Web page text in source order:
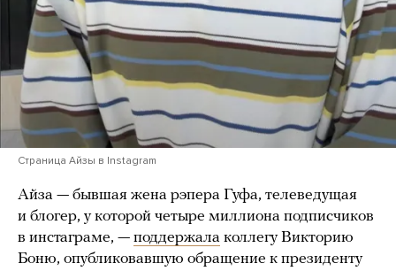
Страница Айзы в Instagram
Айза — бывшая жена рэпера Гуфа, телеведущая
и блогер, у которой четыре миллиона подписчиков
в инстаграме, — поддержала коллегу Викторию
Боню, опубликовавшую обращение к президенту